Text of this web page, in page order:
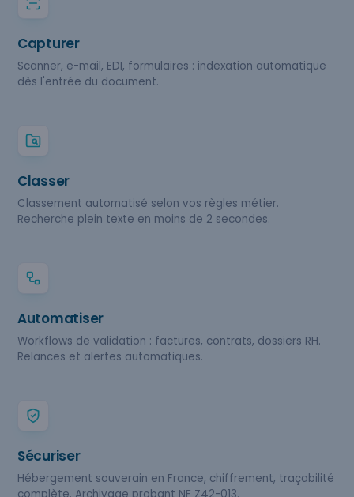
Capturer
Scanner, e-mail, EDI, formulaires : indexation automatique
dès l'entrée du document.
Classer
Classement automatisé selon vos règles métier.
Recherche plein texte en moins de 2 secondes.
Automatiser
Workflows de validation : factures, contrats, dossiers RH.
Relances et alertes automatiques.
Sécuriser
Hébergement souverain en France, chiffrement, traçabilité